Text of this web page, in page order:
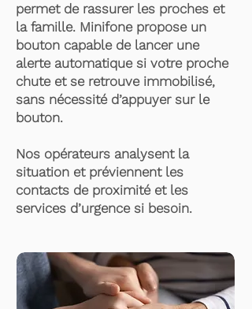
permet de rassurer les proches et
la famille. Minifone propose un
bouton capable de lancer une
alerte automatique si votre proche
chute et se retrouve immobilisé,
sans nécessité d’appuyer sur le
bouton.
Nos opérateurs analysent la
situation et préviennent les
contacts de proximité et les
services d’urgence si besoin.